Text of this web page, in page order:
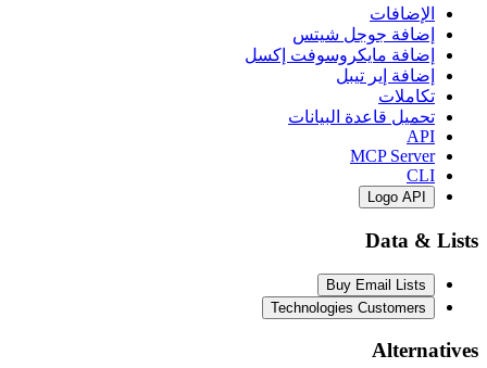
الإضافات
إضافة جوجل شيتس
إضافة مايكروسوفت إكسل
إضافة إير تيبل
تكاملات
تحميل قاعدة البيانات
API
MCP Server
CLI
Logo API
Data & Lists
Buy Email Lists
Technologies Customers
Alternatives